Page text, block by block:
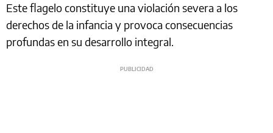
Este flagelo constituye una violación severa a los
derechos de la infancia y provoca consecuencias
profundas en su desarrollo integral.